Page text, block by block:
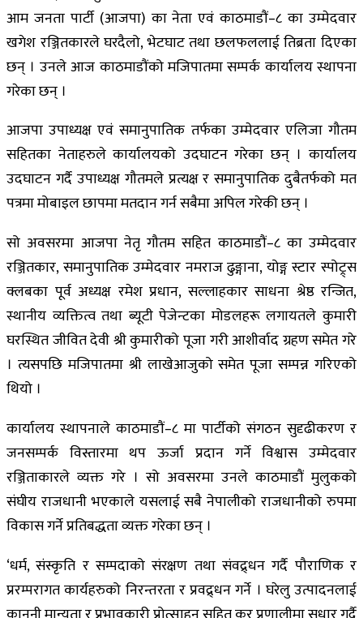
आम जनता पार्टी (आजपा) का नेता एवं काठमाडौं–८ का उम्मेदवार
खगेश रञ्जितकारले घरदैलो, भेटघाट तथा छलफललाई तिब्रता दिएका
छन् । उनले आज काठमाडौंको मजिपातमा सम्पर्क कार्यालय स्थापना
गरेका छन् ।
आजपा उपाध्यक्ष एवं समानुपातिक तर्फका उम्मेदवार एलिजा गौतम
सहितका नेताहरुले कार्यालयको उदघाटन गरेका छन् । कार्यालय
उदघाटन गर्दै उपाध्यक्ष गौतमले प्रत्यक्ष र समानुपातिक दुबैतर्फको मत
पत्रमा मोबाइल छापमा मतदान गर्न सबैमा अपिल गरेकी छन् ।
सो अवसरमा आजपा नेतृ गौतम सहित काठमाडौं–८ का उम्मेदवार
रञ्जितकार, समानुपातिक उम्मेदवार नमराज ढुङ्गाना, योङ्ग स्टार स्पोट्र्स
क्लबका पूर्व अध्यक्ष रमेश प्रधान, सल्लाहकार साधना श्रेष्ठ रन्जित,
स्थानीय व्यक्तित्व तथा ब्यूटी पेजेन्टका मोडलहरू लगायतले कुमारी
घरस्थित जीवित देवी श्री कुमारीको पूजा गरी आशीर्वाद ग्रहण समेत गरे
। त्यसपछि मजिपातमा श्री लाखेआजुको समेत पूजा सम्पन्न गरिएको
थियो ।
कार्यालय स्थापनाले काठमाडौं–८ मा पार्टीको संगठन सुदृढीकरण र
जनसम्पर्क विस्तारमा थप ऊर्जा प्रदान गर्ने विश्वास उम्मेदवार
रञ्जिताकारले व्यक्त गरे । सो अवसरमा उनले काठमाडौं मुलुकको
संघीय राजधानी भएकाले यसलाई सबै नेपालीको राजधानीको रुपमा
विकास गर्ने प्रतिबद्धता व्यक्त गरेका छन् ।
‘धर्म, संस्कृति र सम्पदाको संरक्षण तथा संवद्र्धन गर्दै पौराणिक र
प्ररम्परागत कार्यहरुको निरन्तरता र प्रवद्र्धन गर्ने । घरेलु उत्पादनलाई